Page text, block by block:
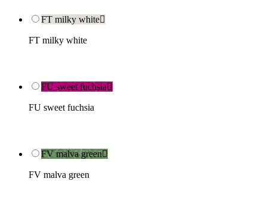
FT milky white
FT milky white
FU sweet fuchsia
FU sweet fuchsia
FV malva green
FV malva green